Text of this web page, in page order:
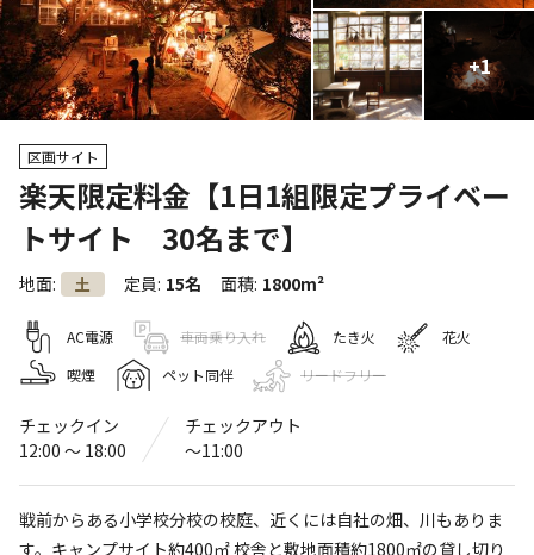
+1
区画サイト
楽天限定料金【1日1組限定プライベー
トサイト 30名まで】
地面: 土 定員: 15名 面積: 1800m²
AC電源 車両乗り入れ たき火
花火
喫煙
ペット同伴 リードフリー
チェックイン
12:00 〜 18:00
チェックアウト
〜11:00
戦前からある小学校分校の校庭、近くには自社の畑、川もありま
す。キャンプサイト約400㎡ 校舎と敷地面積約1800㎡の貸し切り
+29
トップ
WEB予約可能 クーポン利用可
0site（ゼロサイト）
〒408-0102 山梨県北杜市須玉町比志5989-3 フィトンチッド
0site（ゼロサイト）
Googleマップで見る
灰捨て場
駐車場
レストラン